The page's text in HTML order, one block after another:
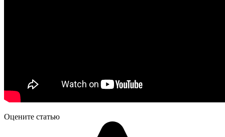
Оцените статью